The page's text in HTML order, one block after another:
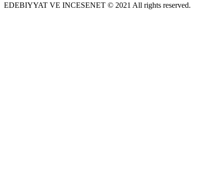
EDEBIYYAT VE INCESENET © 2021 All rights reserved.